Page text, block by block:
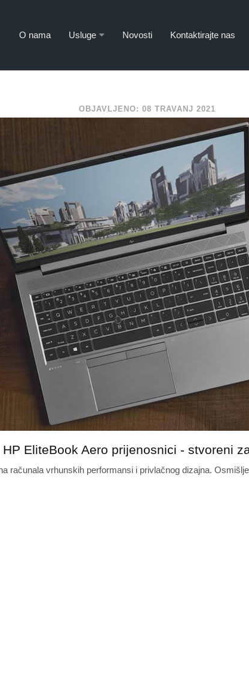
O nama Usluge Novosti Kontaktirajte nas
OBJAVLJENO: 08 TRAVANJ 2021
HP EliteBook Aero prijenosnici - stvoreni
računala vrhunskih performansi i privlačnog dizajna.